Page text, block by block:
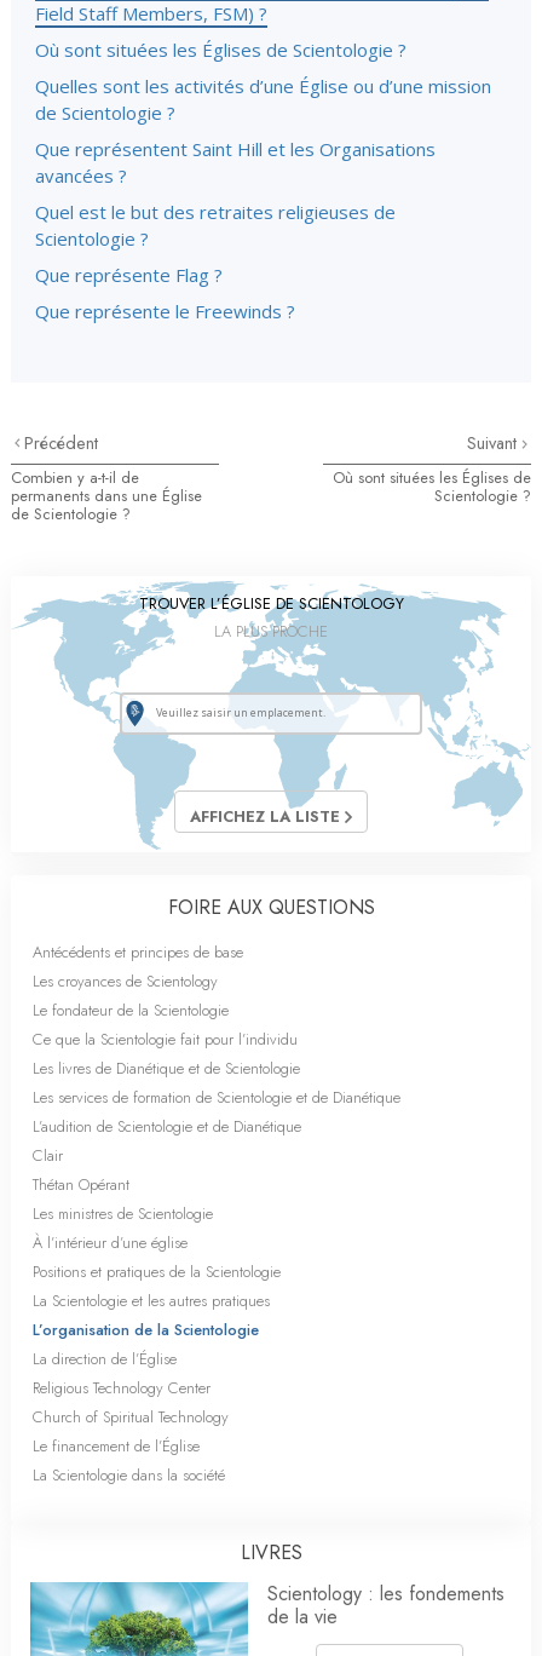
Field Staff Members, FSM) ?
Où sont situées les Églises de Scientologie ?
Quelles sont les activités d’une Église ou d’une mission
de Scientologie ?
Que représentent Saint Hill et les Organisations
avancées ?
Quel est le but des retraites religieuses de
Scientologie ?
Que représente Flag ?
Que représente le Freewinds ?
Précédent
Combien y a-t-il de
permanents dans une Église
de Scientologie ?
Suivant
Où sont situées les Églises de
Scientologie ?
TROUVER L’ÉGLISE DE SCIENTOLOGY
LA PLUS PROCHE
AFFICHEZ LA LISTE
FOIRE AUX QUESTIONS
Antécédents et principes de base
Les croyances de Scientology
Le fondateur de la Scientologie
Ce que la Scientologie fait pour l’individu
Les livres de Dianétique et de Scientologie
Les services de formation de Scientologie et de Dianétique
L’audition de Scientologie et de Dianétique
Clair
Thétan Opérant
Les ministres de Scientologie
À l’intérieur d’une église
Positions et pratiques de la Scientologie
La Scientologie et les autres pratiques
L’organisation de la Scientologie
La direction de l’Église
Religious Technology Center
Church of Spiritual Technology
Le financement de l’Église
La Scientologie dans la société
LIVRES
Scientology : les fondements
de la vie